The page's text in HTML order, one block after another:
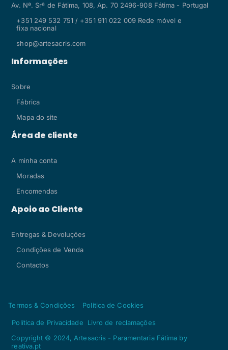
Av. Nª. Srª de Fátima, 108, Ap. 70 2496-908 Fátima - Portugal
+351 249 532 751 / +351 911 022 009 Rede móvel e
fixa nacional
shop@artesacris.com
Informações
Sobre
Fábrica
Mapa do site
Área de cliente
A minha conta
Moradas
Encomendas
Apoio ao Cliente
Entregas & Devoluções
Condições de Venda
Contactos
Termos & Condições Política de Cookies
Política de Privacidade
Livro de reclamações
Copyright © 2024, Artesacris - Paramentaria Fátima by
reativa.pt